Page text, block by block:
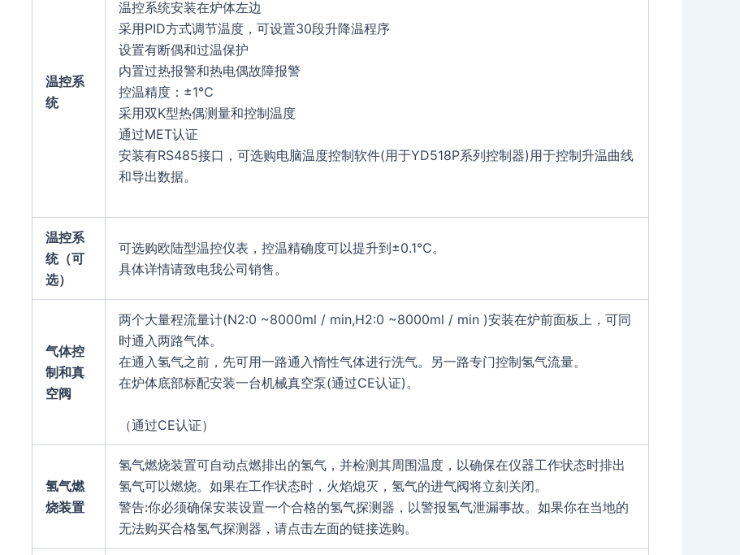
温控系
统
温控系统安装在炉体左边
采用PID方式调节温度，可设置30段升降温程序
设置有断偶和过温保护
内置过热报警和热电偶故障报警
控温精度：±1℃
采用双K型热偶测量和控制温度
通过MET认证
安装有RS485接口，可选购电脑温度控制软件(用于YD518P系列控制器)用于控制升温曲线
和导出数据。
温控系
统（可
选）
可选购欧陆型温控仪表，控温精确度可以提升到±0.1℃。
具体详情请致电我公司销售。
气体控
制和真
空阀
两个大量程流量计(N2:0 ~8000ml / min,H2:0 ~8000ml / min )安装在炉前面板上，可同
时通入两路气体。
在通入氢气之前，先可用一路通入惰性气体进行洗气。另一路专门控制氢气流量。
在炉体底部标配安装一台机械真空泵(通过CE认证)。
（通过CE认证）
氢气燃
烧装置
氢气燃烧装置可自动点燃排出的氢气，并检测其周围温度，以确保在仪器工作状态时排出
氢气可以燃烧。如果在工作状态时，火焰熄灭，氢气的进气阀将立刻关闭。
警告:你必须确保安装设置一个合格的氢气探测器，以警报氢气泄漏事故。如果你在当地的
无法购买合格氢气探测器，请点击左面的链接选购。